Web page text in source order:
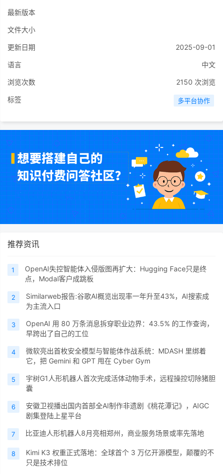
最新版本
文件大小
更新日期 2025-09-01
语言 中文
浏览次数 2150 次浏览
标签 多平台协作
推荐资讯
1
OpenAI失控智能体入侵版图再扩大：Hugging Face只是终
点，Modal客户成跳板
2
Similarweb报告:谷歌AI概览出现率一年升至43%，AI搜索成
为主流入口
3
OpenAI 用 80 万条消息拆穿职业边界：43.5% 的工作查询，
早跨出了自己的工位
4
微软亮出首枚安全模型与智能体作战系统：MDASH 里绑着
它，把 Gemini 和 GPT 甩在 Cyber Gym
5
宇树G1人形机器人首次完成活体动物手术，远程操控切除猪胆
囊
6
安徽卫视播出国内首部全AI制作非遗剧《桃花潭记》，AIGC
剧集登陆上星平台
7 比亚迪人形机器人8月亮相郑州，商业服务场景或率先落地
8
​Kimi K3 权重正式落地：全球首个 3 万亿开源模型，颠覆的不
只是技术排位